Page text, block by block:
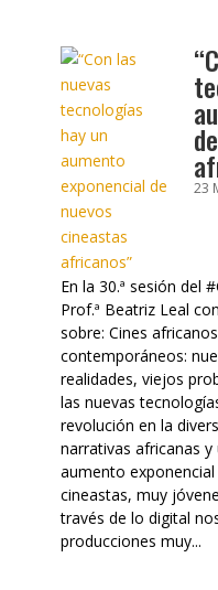
23
En la 30.ª sesión del
Prof.ª Beatriz Leal
sobre: Cines africanos
contemporáneos:
realidades, viejos
las nuevas
revolución en la
narrativas africanas y
aumento
cineastas, muy
través de lo digital
producciones muy...